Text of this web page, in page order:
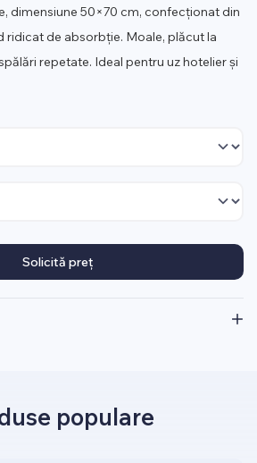
dimensiune 50×70 cm, confecționat din
ridicat de absorbție. Moale, plăcut la
repetate. Ideal pentru uz hotelier și
Solicită preț
populare